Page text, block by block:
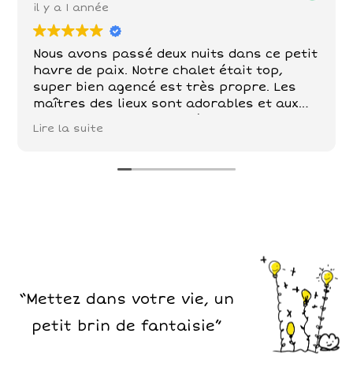
il y a 1 année
Nous avons passé deux nuits dans ce petit
havre de paix. Notre chalet était top,
super bien agencé est très propre. Les
maîtres des lieux sont adorables et aux
Lire la suite
“Mettez dans votre vie, un
petit brin de fantaisie”